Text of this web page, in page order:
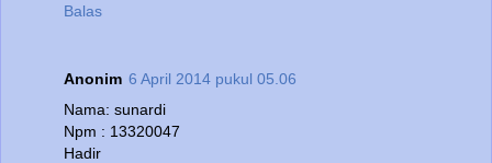
Balas
Anonim 6 April 2014 pukul 05.06
Nama: sunardi
Npm : 13320047
Hadir